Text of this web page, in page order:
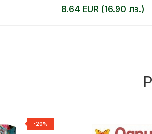
8.64 EUR (16.90 лв.)
-20%